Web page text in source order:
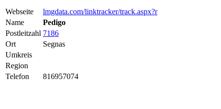
Webseite
lmgdata.com/linktracker/track.aspx?r
Name
Pedigo
Postleitzahl 7186
Ort
Segnas
Umkreis
Region
Telefon
816957074